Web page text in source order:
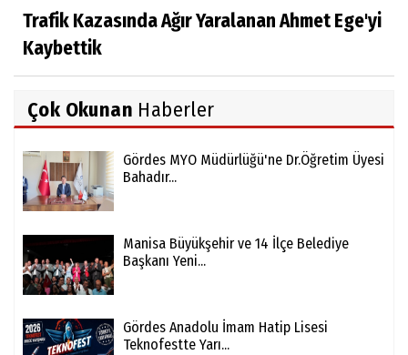
Trafik Kazasında Ağır Yaralanan Ahmet Ege'yi
Kaybettik
Çok Okunan Haberler
Gördes MYO Müdürlüğü'ne Dr.Öğretim Üyesi
Bahadır...
Manisa Büyükşehir ve 14 İlçe Belediye
Başkanı Yeni...
Gördes Anadolu İmam Hatip Lisesi
Teknofestte Yarı...